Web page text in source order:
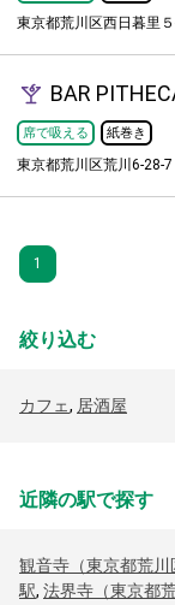
東京都荒川区西日暮里
BAR
席で吸える 紙巻き
東京都荒川区荒川6-28-
1
絞り込む
カフェ, 居酒屋
近隣の駅で探す
観音寺（東京都荒川
駅, 法界寺（東京都荒